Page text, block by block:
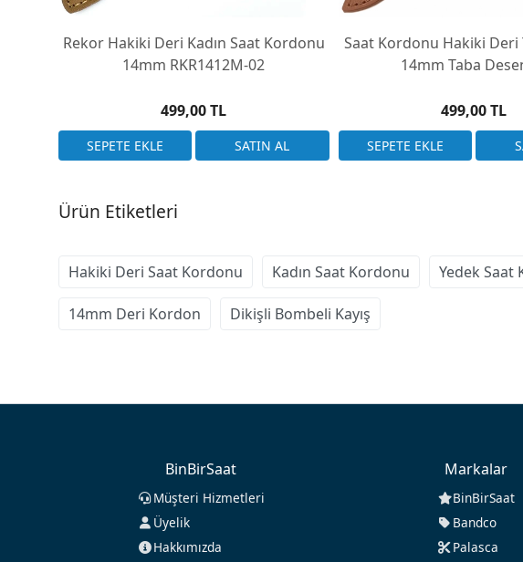
Rekor Hakiki Deri Kadın Saat Kordonu
14mm RKR1412M-02
499,00 TL
Saat Kordonu Hakiki Deri
14mm Taba
499,00 TL
Ürün Etiketleri
Hakiki Deri Saat Kordonu Kadın Saat Kordonu Yedek Saat
14mm Deri Kordon Dikişli Bombeli Kayış
BinBirSaat
Müşteri Hizmetleri
Üyelik
Hakkımızda
Markalar
BinBirSaat
Bandco
Palasca